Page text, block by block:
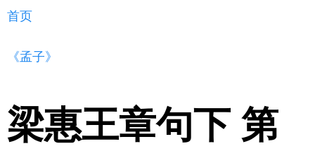
首页
《孟子》
梁惠王章句下 第